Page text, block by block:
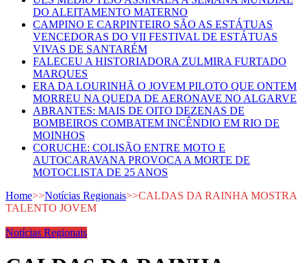
DO ALEITAMENTO MATERNO
CAMPINO E CARPINTEIRO SÃO AS ESTÁTUAS
VENCEDORAS DO VII FESTIVAL DE ESTÁTUAS
VIVAS DE SANTARÉM
FALECEU A HISTORIADORA ZULMIRA FURTADO
MARQUES
ERA DA LOURINHÃ O JOVEM PILOTO QUE ONTEM
MORREU NA QUEDA DE AERONAVE NO ALGARVE
ABRANTES: MAIS DE OITO DEZENAS DE
BOMBEIROS COMBATEM INCÊNDIO EM RIO DE
MOINHOS
CORUCHE: COLISÃO ENTRE MOTO E
AUTOCARAVANA PROVOCA A MORTE DE
MOTOCLISTA DE 25 ANOS
Home>>Notícias Regionais>>CALDAS DA RAINHA MOSTRA
TALENTO JOVEM
Notícias Regionais